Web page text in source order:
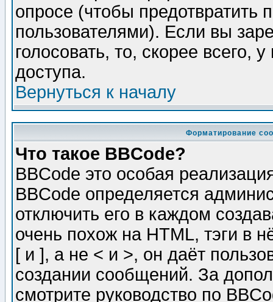
опросе (чтобы предотвратить
пользователями). Если вы
голосовать, то, скорее всего,
доступа.
Вернуться к началу
Форматирование
Что такое BBCode?
BBCode это особая
BBCode определяется
отключить его в каждом
очень похож на HTML, тэги в
[ и ], а не < и >, он даёт
создании сообщений. За
смотрите руководство по